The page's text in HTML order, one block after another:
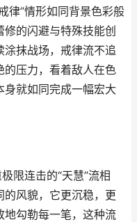
律”情形如同背景色彩般
的闪避与特殊技能创
抹战场，戒律流不追
的压力，看着敌人在色
就如同完成一幅宏大
限连击的“天慧”流相
的风貌，它更沉稳，更
地勾勒每一笔，这种流